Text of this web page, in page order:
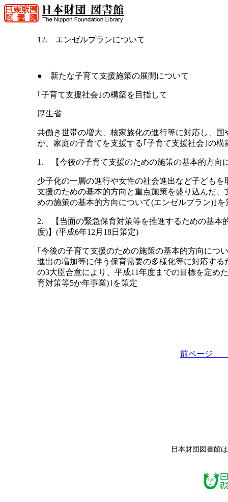
12. エンゼルプランについて
● 新たな子育て支援施策の展開について
｢子育て支援社会｣の構築を目指して
厚生省
共働き世帯の増大、核家族化の進行等に対応し、
が、家庭の子育てを支援する｢子育て支援社会｣の
1. 【今後の子育て支援のための施策の基本的方向
少子化の一層の進行や女性の社会進出など子ども
支援のための基本的方向と重点施策を盛り込んだ
めの施策の基本的方向について(エンゼルプラン)｣を
2. 【当面の緊急保育対策等を推進するための基本
度)】(平成6年12月18日策定)
｢今後の子育て支援のための施策の基本的方向につ
進出の増加等に伴う保育需要の多様化等に対応す
の3大臣合意により、平成11年度までの目標を定め
育対策等5か年事業)｣を策定
前ペー
日本財団図書館